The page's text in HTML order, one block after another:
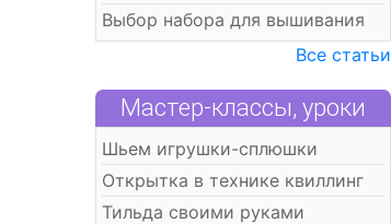
Выбор набора для вышивания
Все статьи
Мастер-классы, уроки
Шьем игрушки-сплюшки
Открытка в технике квиллинг
Тильда своими руками